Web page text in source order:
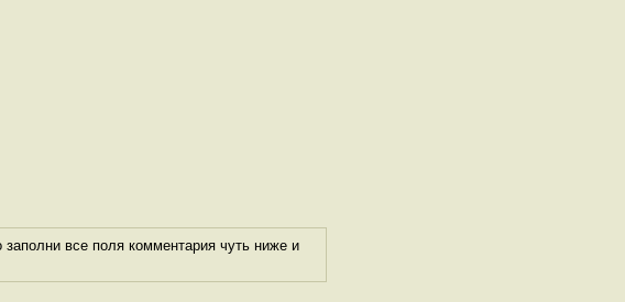
все поля комментария чуть ниже и